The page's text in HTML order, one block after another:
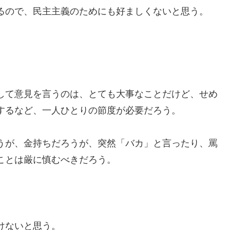
で、民主主義のためにも好ましくないと思う。
意見を言うのは、とても大事なことだけど、せめ
など、一人ひとりの節度が必要だろう。
、金持ちだろうが、突然「バカ」と言ったり、罵
は厳に慎むべきだろう。
いと思う。